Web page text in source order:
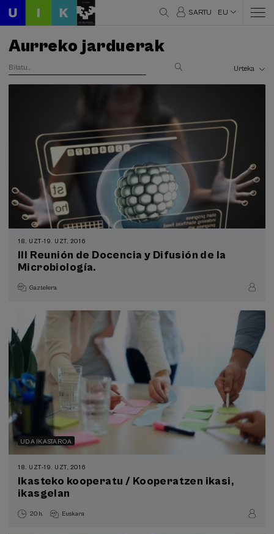
SARTU EU
Aurreko jarduerak
18. UZT-19. UZT, 2016
III Reunión de Docencia y Difusión de la
Microbiología.
Gaztelera
UDA IKASTAROA
18. UZT-19. UZT, 2016
Ikasteko kooperatu / Kooperatzen ikasi,
ikasgelan
20 h. Euskara